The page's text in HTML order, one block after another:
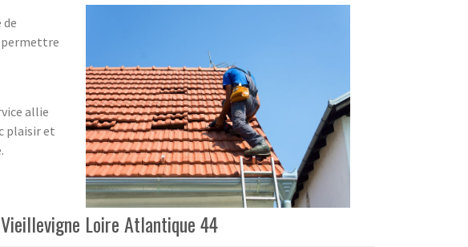
permettre
allie
plaisir et
Loire Atlantique 44